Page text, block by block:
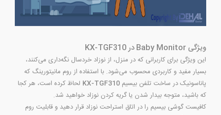
ویژگی Baby Monitor در KX-TGF310
این ویژگی برای کاربرانی که در منزل، از نوزاد خردسال نگه‌داری می‌کنند،
بسیار مفید و کاربردی محسوب می‌شود. با استفاده از روم مانیتورینگ که
پاناسونیک در ساخت تلفن بیسیم KX-TGF310 لحاظ کرده است، هر کجا
که باشید، متوجه بیدار شدن یا گریه کردن نوزاد خواهید شد.
کافیست گوشی بیسیم را در اتاق استراحت نوزاد قرار دهید و قابلیت روم